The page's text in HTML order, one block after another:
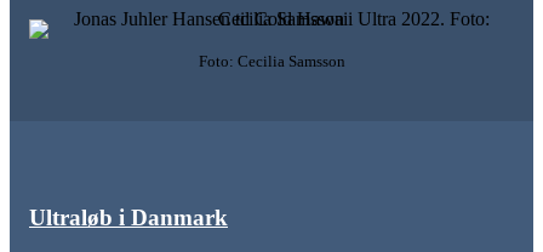
Foto: Cecilia Samsson
Ultraløb i Danmark